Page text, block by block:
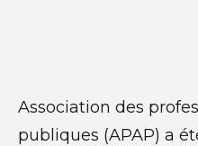
Association des
publiques (APAP) a